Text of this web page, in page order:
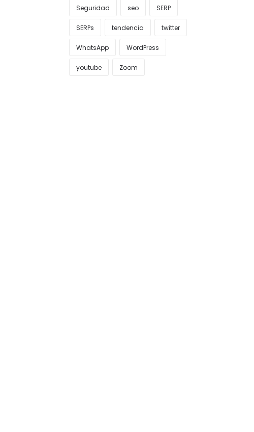
Seguridad seo SERP
SERPs tendencia twitter
WhatsApp WordPress
youtube Zoom